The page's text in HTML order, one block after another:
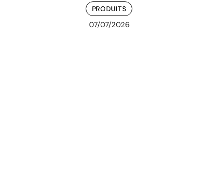
PRODUITS
07/07/2026